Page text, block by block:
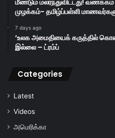
மீண்டும் மலர்ந்துவிட்டது! வணக்கம்
முழக்கம்- தமிழ்ப்பள்ளி
7 days ago
‘உலக அமைதியைக் கருத்தில்
இல்லை – ட்ரம்ப்
Categories
Latest
Videos
அமெரிக்கா